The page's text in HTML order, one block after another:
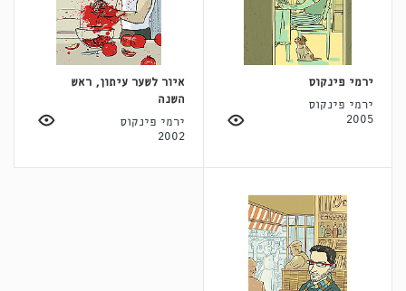
ירמי פינקוס
ירמי פינקוס
2005
איור לשער עיתון, ראש
השנה
ירמי פינקוס
2002